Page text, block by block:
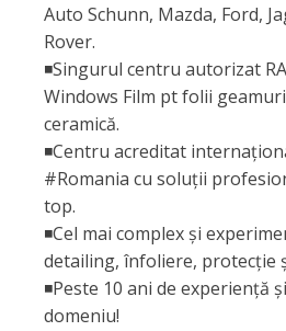
Auto Schunn, Mazda, Ford,
Rover.
◾Singurul centru autorizat
Windows Film pt folii
ceramică.
◾Centru acreditat
#Romania cu soluții
top.
◾Cel mai complex și
detailing, înfoliere, protecție
◾Peste 10 ani de experiență
domeniu!